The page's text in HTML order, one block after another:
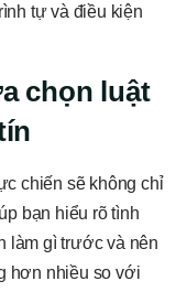
tự và điều kiện
chọn luật
chiến sẽ không chỉ
bạn hiểu rõ tình
làm gì trước và nên
hơn nhiều so với